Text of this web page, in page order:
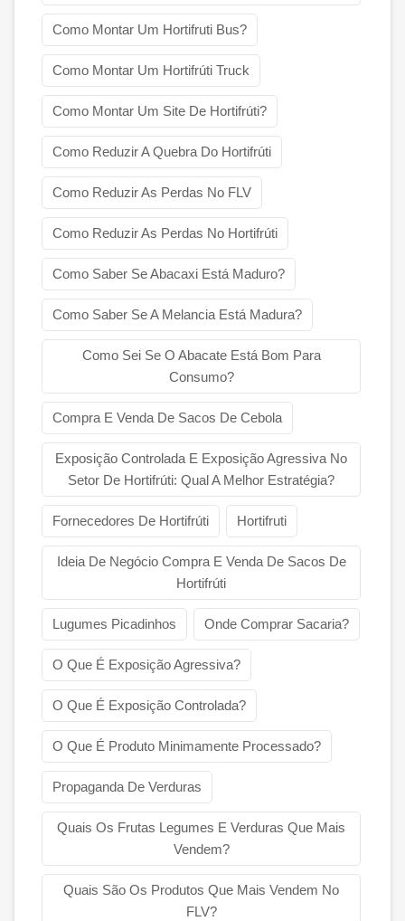
Como Montar Um Hortifruti Bus?
Como Montar Um Hortifrúti Truck
Como Montar Um Site De Hortifrúti?
Como Reduzir A Quebra Do Hortifrúti
Como Reduzir As Perdas No FLV
Como Reduzir As Perdas No Hortifrúti
Como Saber Se Abacaxi Está Maduro?
Como Saber Se A Melancia Está Madura?
Como Sei Se O Abacate Está Bom Para
Consumo?
Compra E Venda De Sacos De Cebola
Exposição Controlada E Exposição Agressiva No
Setor De Hortifrúti: Qual A Melhor Estratégia?
Fornecedores De Hortifrúti Hortifruti
Ideia De Negócio Compra E Venda De Sacos De
Hortifrúti
Lugumes Picadinhos Onde Comprar Sacaria?
O Que É Exposição Agressiva?
O Que É Exposição Controlada?
O Que É Produto Minimamente Processado?
Propaganda De Verduras
Quais Os Frutas Legumes E Verduras Que Mais
Vendem?
Quais São Os Produtos Que Mais Vendem No
FLV?